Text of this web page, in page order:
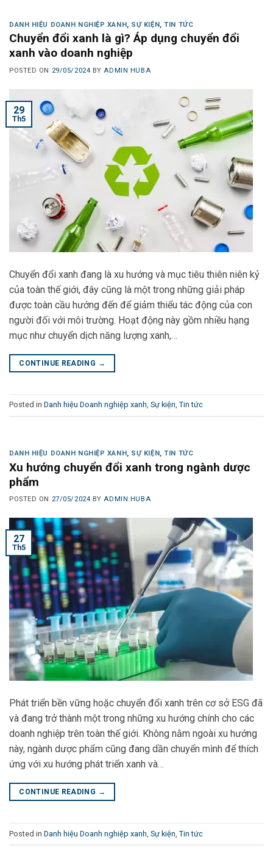
DANH HIỆU DOANH NGHIỆP XANH, SỰ KIỆN,TIN TỨC
Chuyển đổi xanh là gì? Áp dụng chuyển đổi
xanh vào doanh nghiệp
POSTED ON 29/05/2024 BYADMIN HUBA
29
Th5
Chuyển đổi xanh đang là xu hướng và mục tiêu thiên niên kỷ
của toàn thế giới, đây cũng là một trong những giải pháp
được toàn cầu hướng đến để giảm thiểu tác động của con
người đối với môi trường. Hoạt động này gồm nhiều hạng
mục như chuyển dịch năng lượng xanh,…
CONTINUE READING →
Posted in Danh hiệu Doanh nghiệp xanh, Sự kiện, Tin tức
DANH HIỆU DOANH NGHIỆP XANH, SỰ KIỆN,TIN TỨC
Xu hướng chuyển đổi xanh trong ngành dược
phẩm
POSTED ON 27/05/2024 BYADMIN HUBA
27
Th5
Phát triển bền vững hoặc chuyển đổi xanh trên cơ sở ESG đã
và đang trở thành một trong những xu hướng chính cho các
doanh nghiệp trên toàn thế giới. Không nằm ngoài xu hướng
này, ngành dược phẩm cũng đang dần chuyển mình để thích
ứng với xu hướng phát triển xanh và…
CONTINUE READING →
Posted in Danh hiệu Doanh nghiệp xanh Sự kiện Tin tức